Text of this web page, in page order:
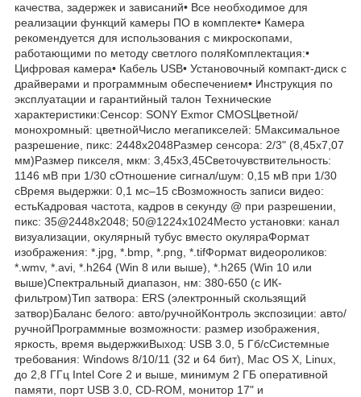
качества, задержек и зависаний• Все необходимое для
реализации функций камеры ПО в комплекте• Камера
рекомендуется для использования с микроскопами,
работающими по методу светлого поляКомплектация:•
Цифровая камера• Кабель USB• Установочный компакт-диск с
драйверами и программным обеспечением• Инструкция по
эксплуатации и гарантийный талон Технические
характеристики:Сенсор: SONY Exmor CMOSЦветной/
монохромный: цветнойЧисло мегапикселей: 5Максимальное
разрешение, пикс: 2448x2048Размер сенсора: 2/3" (8,45x7,07
мм)Размер пикселя, мкм: 3,45x3,45Светочувствительность:
1146 мВ при 1/30 сОтношение сигнал/шум: 0,15 мВ при 1/30
сВремя выдержки: 0,1 мс–15 сВозможность записи видео:
естьКадровая частота, кадров в секунду @ при разрешении,
пикс: 35@2448x2048; 50@1224x1024Место установки: канал
визуализации, окулярный тубус вместо окуляраФормат
изображения: *.jpg, *.bmp, *.png, *.tifФормат видеороликов:
*.wmv, *.avi, *.h264 (Win 8 или выше), *.h265 (Win 10 или
выше)Спектральный диапазон, нм: 380-650 (с ИК-
фильтром)Тип затвора: ERS (электронный скользящий
затвор)Баланс белого: авто/ручнойКонтроль экспозиции: авто/
ручнойПрограммные возможности: размер изображения,
яркость, время выдержкиВыход: USB 3.0, 5 Гб/сСистемные
требования: Windows 8/10/11 (32 и 64 бит), Mac OS X, Linux,
до 2,8 ГГц Intel Core 2 и выше, минимум 2 ГБ оперативной
памяти, порт USB 3.0, CD-ROM, монитор 17" и